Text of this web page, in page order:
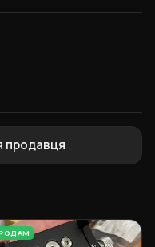
продавця